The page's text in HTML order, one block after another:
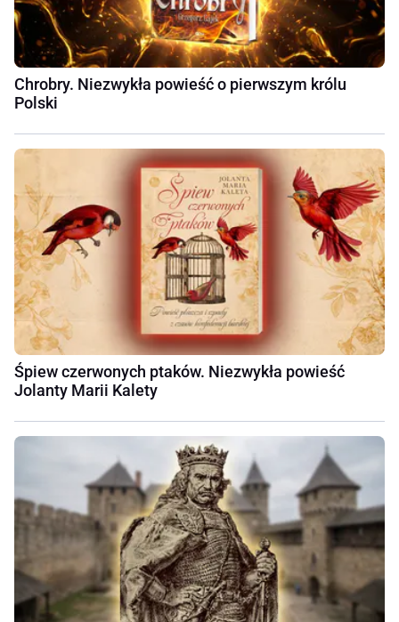
Chrobry. Niezwykła powieść o pierwszym królu
Polski
Śpiew czerwonych ptaków. Niezwykła powieść
Jolanty Marii Kalety